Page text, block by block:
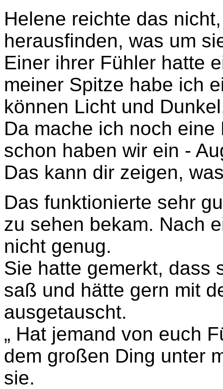
Helene reichte das
herausfinden, was um
Einer ihrer Fühler hatte
meiner Spitze habe ich
können Licht und
Da mache ich noch
schon haben wir ein -
Das kann dir zeigen,
Das funktionierte sehr
zu sehen bekam. Nach
nicht genug.
Sie hatte gemerkt, dass
saß und hätte gern mit
ausgetauscht.
„ Hat jemand von euch
dem großen Ding unter
sie.